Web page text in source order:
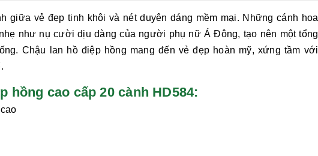
giữa vẻ đẹp tinh khôi và nét duyên dáng mềm mại. Những cánh hoa
như nụ cười dịu dàng của người phụ nữ Á Đông, tạo nên một tổng
Chậu
lan hồ điệp hồng mang đến vẻ đẹp hoàn mỹ, xứng tầm với
hồng cao cấp 20 cành HD584: